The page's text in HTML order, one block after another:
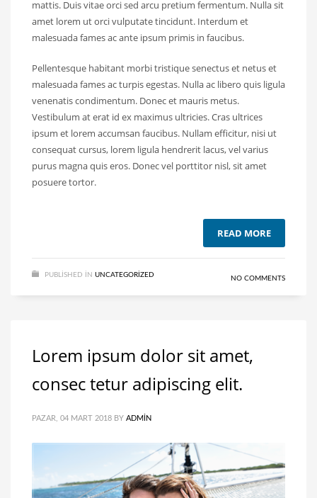
mattis. Duis vitae orci sed arcu pretium fermentum. Nulla sit
amet lorem ut orci vulputate tincidunt. Interdum et
malesuada fames ac ante ipsum primis in faucibus.
Pellentesque habitant morbi tristique senectus et netus et
malesuada fames ac turpis egestas. Nulla ac libero quis ligula
venenatis condimentum. Donec et mauris metus.
Vestibulum at erat id ex maximus ultricies. Cras ultrices
ipsum et lorem accumsan faucibus. Nullam efficitur, nisi ut
consequat cursus, lorem ligula hendrerit lacus, vel varius
purus magna quis eros. Donec vel porttitor nisl, sit amet
posuere tortor.
READ MORE
PUBLISHED IN UNCATEGORIZED NO COMMENTS
Lorem ipsum dolor sit amet,
consec tetur adipiscing elit.
PAZAR, 04 MART 2018 BY ADMIN